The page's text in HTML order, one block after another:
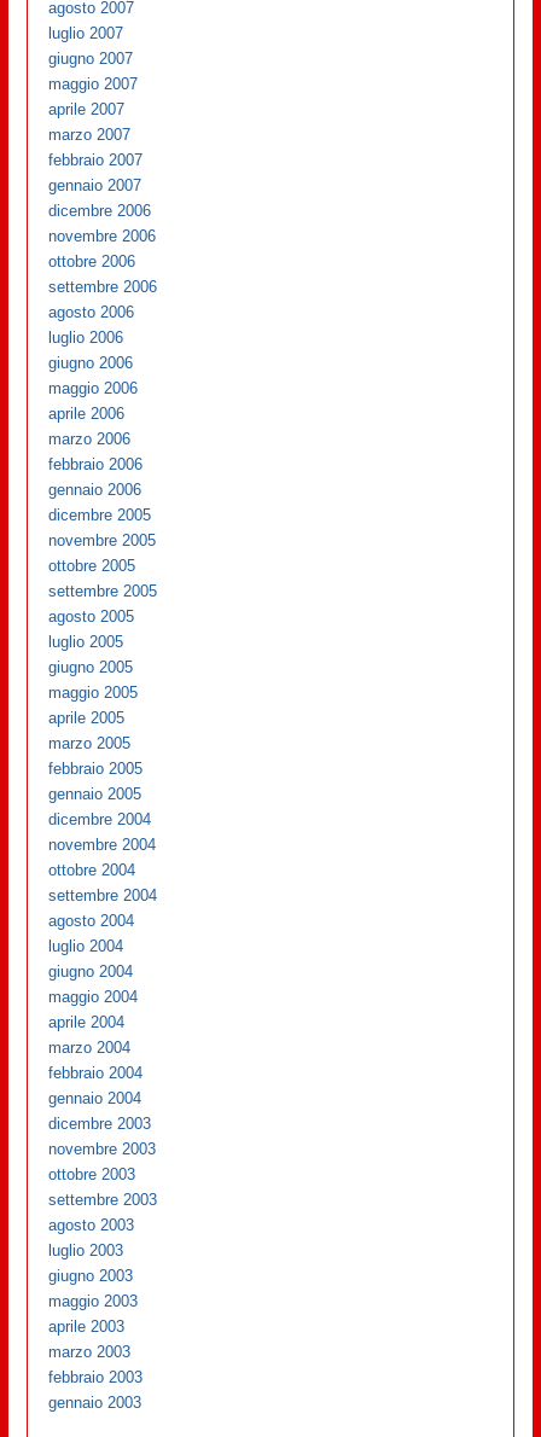
agosto 2007
luglio 2007
giugno 2007
maggio 2007
aprile 2007
marzo 2007
febbraio 2007
gennaio 2007
dicembre 2006
novembre 2006
ottobre 2006
settembre 2006
agosto 2006
luglio 2006
giugno 2006
maggio 2006
aprile 2006
marzo 2006
febbraio 2006
gennaio 2006
dicembre 2005
novembre 2005
ottobre 2005
settembre 2005
agosto 2005
luglio 2005
giugno 2005
maggio 2005
aprile 2005
marzo 2005
febbraio 2005
gennaio 2005
dicembre 2004
novembre 2004
ottobre 2004
settembre 2004
agosto 2004
luglio 2004
giugno 2004
maggio 2004
aprile 2004
marzo 2004
febbraio 2004
gennaio 2004
dicembre 2003
novembre 2003
ottobre 2003
settembre 2003
agosto 2003
luglio 2003
giugno 2003
maggio 2003
aprile 2003
marzo 2003
febbraio 2003
gennaio 2003